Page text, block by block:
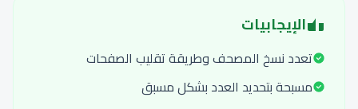
الإيجابيات
تعدد نسخ المصحف وطريقة تقليب الصفحات
مسبحة بتحديد العدد بشكل مسبق